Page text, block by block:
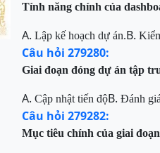
Tính năng chính của
A. Lập kế hoạch dự án.B.
Câu hỏi 279280:
Giai đoạn đóng dự án tập
A. Cập nhật tiến độB. Đánh
Câu hỏi 279282:
Mục tiêu chính của giai